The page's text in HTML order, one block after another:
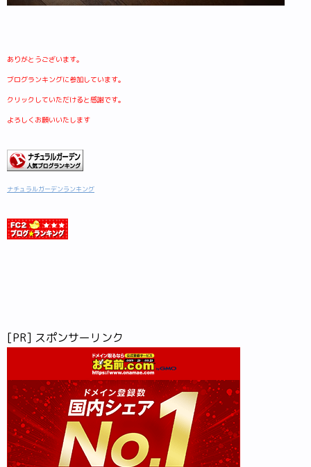
ありがとうございます。
ブログランキングに参加しています。
クリックしていただけると感謝です。
よろしくお願いいたします
ナチュラルガーデンランキング
[PR] スポンサーリンク